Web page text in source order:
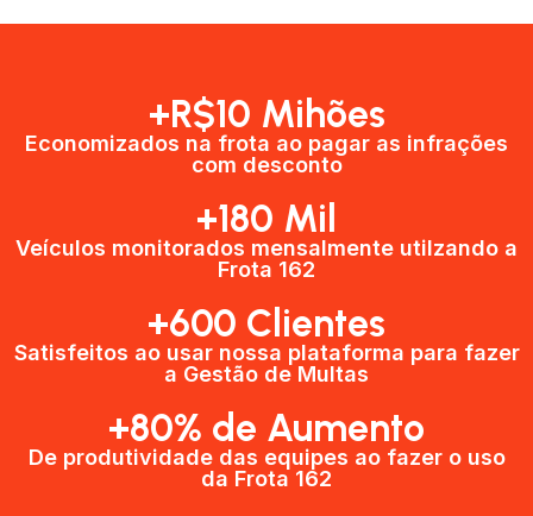
+R$10 Mihões
Economizados na frota ao pagar as infrações
com desconto
+180 Mil
Veículos monitorados mensalmente utilzando a
Frota 162
+600 Clientes​
Satisfeitos ao usar nossa plataforma para fazer
a Gestão de Multas​
+80% de Aumento
De produtividade das equipes ao fazer o uso
da Frota 162​